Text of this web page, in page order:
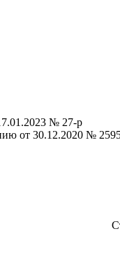
№ 27-р
от 30.12.2020 №